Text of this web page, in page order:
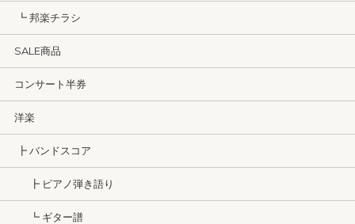
┗ 邦楽チラシ
SALE商品
コンサート半券
洋楽
┣ バンドスコア
┣ ピアノ弾き語り
┗ ギター譜